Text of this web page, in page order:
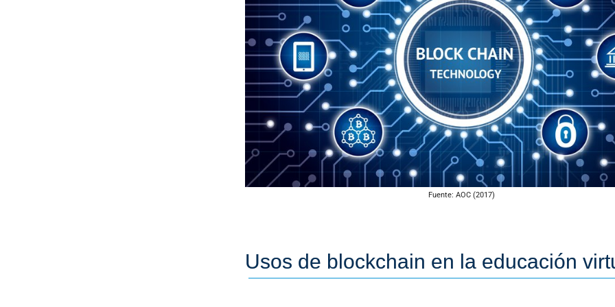
Fuente: AOC (2017)
Usos de blockchain en la educación